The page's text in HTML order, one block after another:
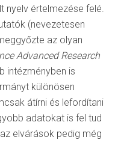
nyelv értelmezése felé.
(nevezetesen
az olyan
Advanced Research
intézményben is
különösen
átírni és lefordítani
adatokat is fel tud
elvárások pedig még